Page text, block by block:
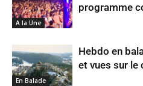
A la Une
programme
En Balade
Hebdo en
et vues sur le